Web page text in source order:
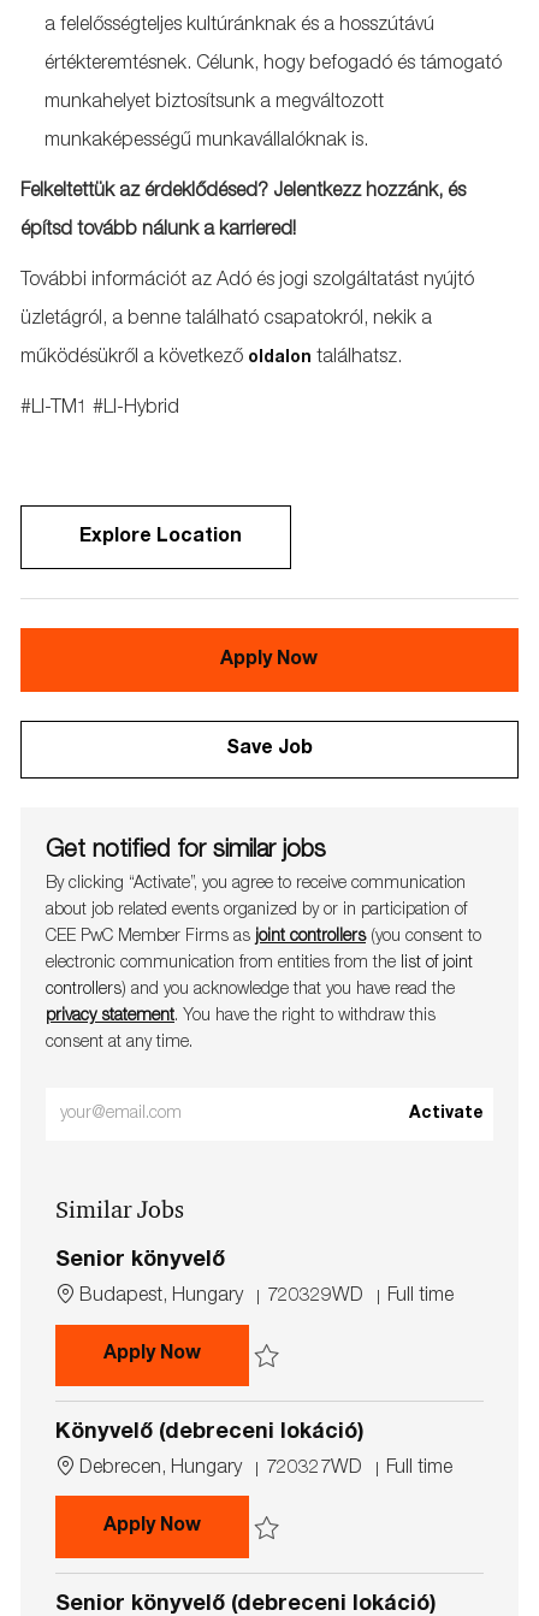
a felelősségteljes kultúránknak és a hosszútávú
értékteremtésnek. Célunk, hogy befogadó és támogató
munkahelyet biztosítsunk a megváltozott
munkaképességű munkavállalóknak is.
Felkeltettük az érdeklődésed? Jelentkezz hozzánk, és
építsd tovább nálunk a karriered!
További információt az Adó és jogi szolgáltatást nyújtó
üzletágról, a benne található csapatokról, nekik a
működésükről a következő oldalon találhatsz.
#LI-TM1 #LI-Hybrid
Explore Location
Apply Now
Save Job
Get notified for similar jobs
By clicking “Activate”, you agree to receive communication
about job related events organ​​​​​​​ized by or in participation of
CEE PwC Member Firms as joint controllers(you consent to
electronic communication from entities from the list of joint
controllers) and you acknowledge that you have read the
privacy statement. You have the right to withdraw this
consent at any time.
Enter
(Required)
Activate
Similar Jobs
Senior könyvelő
L
o
t
o
n
Budapest, Hungary
J
b
I
720329WD
J
Full time
Apply NowSenior könyvelő
Könyvelő (debreceni lokáció)
L
o
t
Debrecen, Hungary
J
b
I
720327WD
J
Full time
Apply NowKönyvelő (debreceni lokáció)
Senior könyvelő (debreceni lokáció)